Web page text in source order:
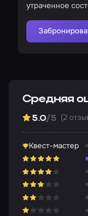
утраченное
Средняя
5.0/5 (2
Квест-мастер